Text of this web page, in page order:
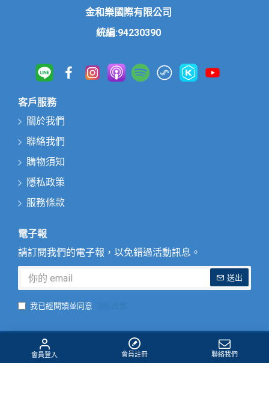
金和樂國際有限公司
統編:94230390
客戶服務
關於我們
聯絡我們
購物須知
隱私政策
服務條款
電子報
請訂閱我們的電子報，以免錯過活動訊息。
送出
我已經閱讀並同意
Copyright © 2025, abaou.tw, All Rights Reserved
會員登入 會員註冊 聯絡我們